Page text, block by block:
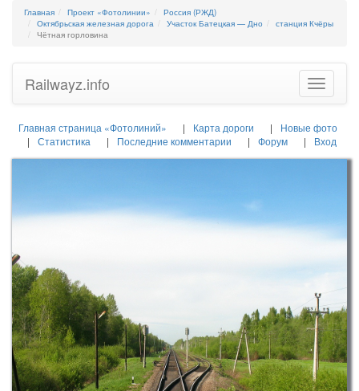
Главная Проект «Фотолинии»
Россия (РЖД)
Октябрьская железная дорога
Участок Батецкая — Дно
станция Кчёры
Чётная горловина
Toggle
Railwayz.info
Главная страница «Фотолиний» Карта дороги
Новые фото
Статистика
Последние комментарии Форум Вход